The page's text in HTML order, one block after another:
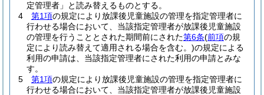
定管理者」と読み替えるものとする。
4
第1項の規定により放課後児童施設の管理を指定管理者に
行わせる場合において、当該指定管理者が放課後児童施設
の管理を行うこととされた期間前にされた第6条(前項の規
定により読み替えて適用される場合を含む。)の規定による
利用の申請は、当該指定管理者にされた利用の申請とみな
す。
5
第1項の規定により放課後児童施設の管理を指定管理者に
行わせる場合において、当該指定管理者が放課後児童施設